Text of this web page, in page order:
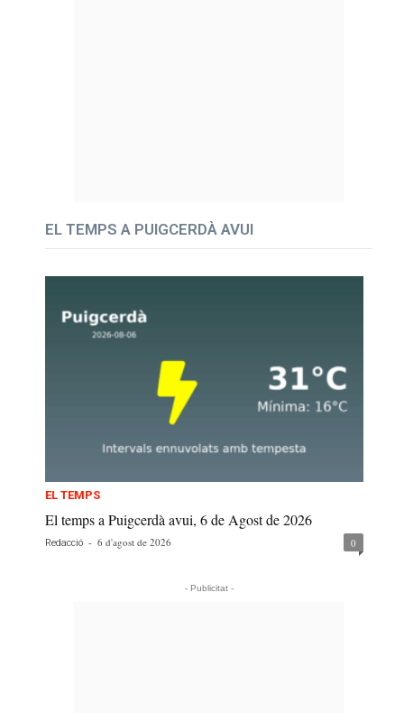
EL TEMPS A PUIGCERDÀ AVUI
EL TEMPS
El temps a Puigcerdà avui, 6 de Agost de 2026
Redacció - 6 d'agost de 2026 0
- Publicitat -